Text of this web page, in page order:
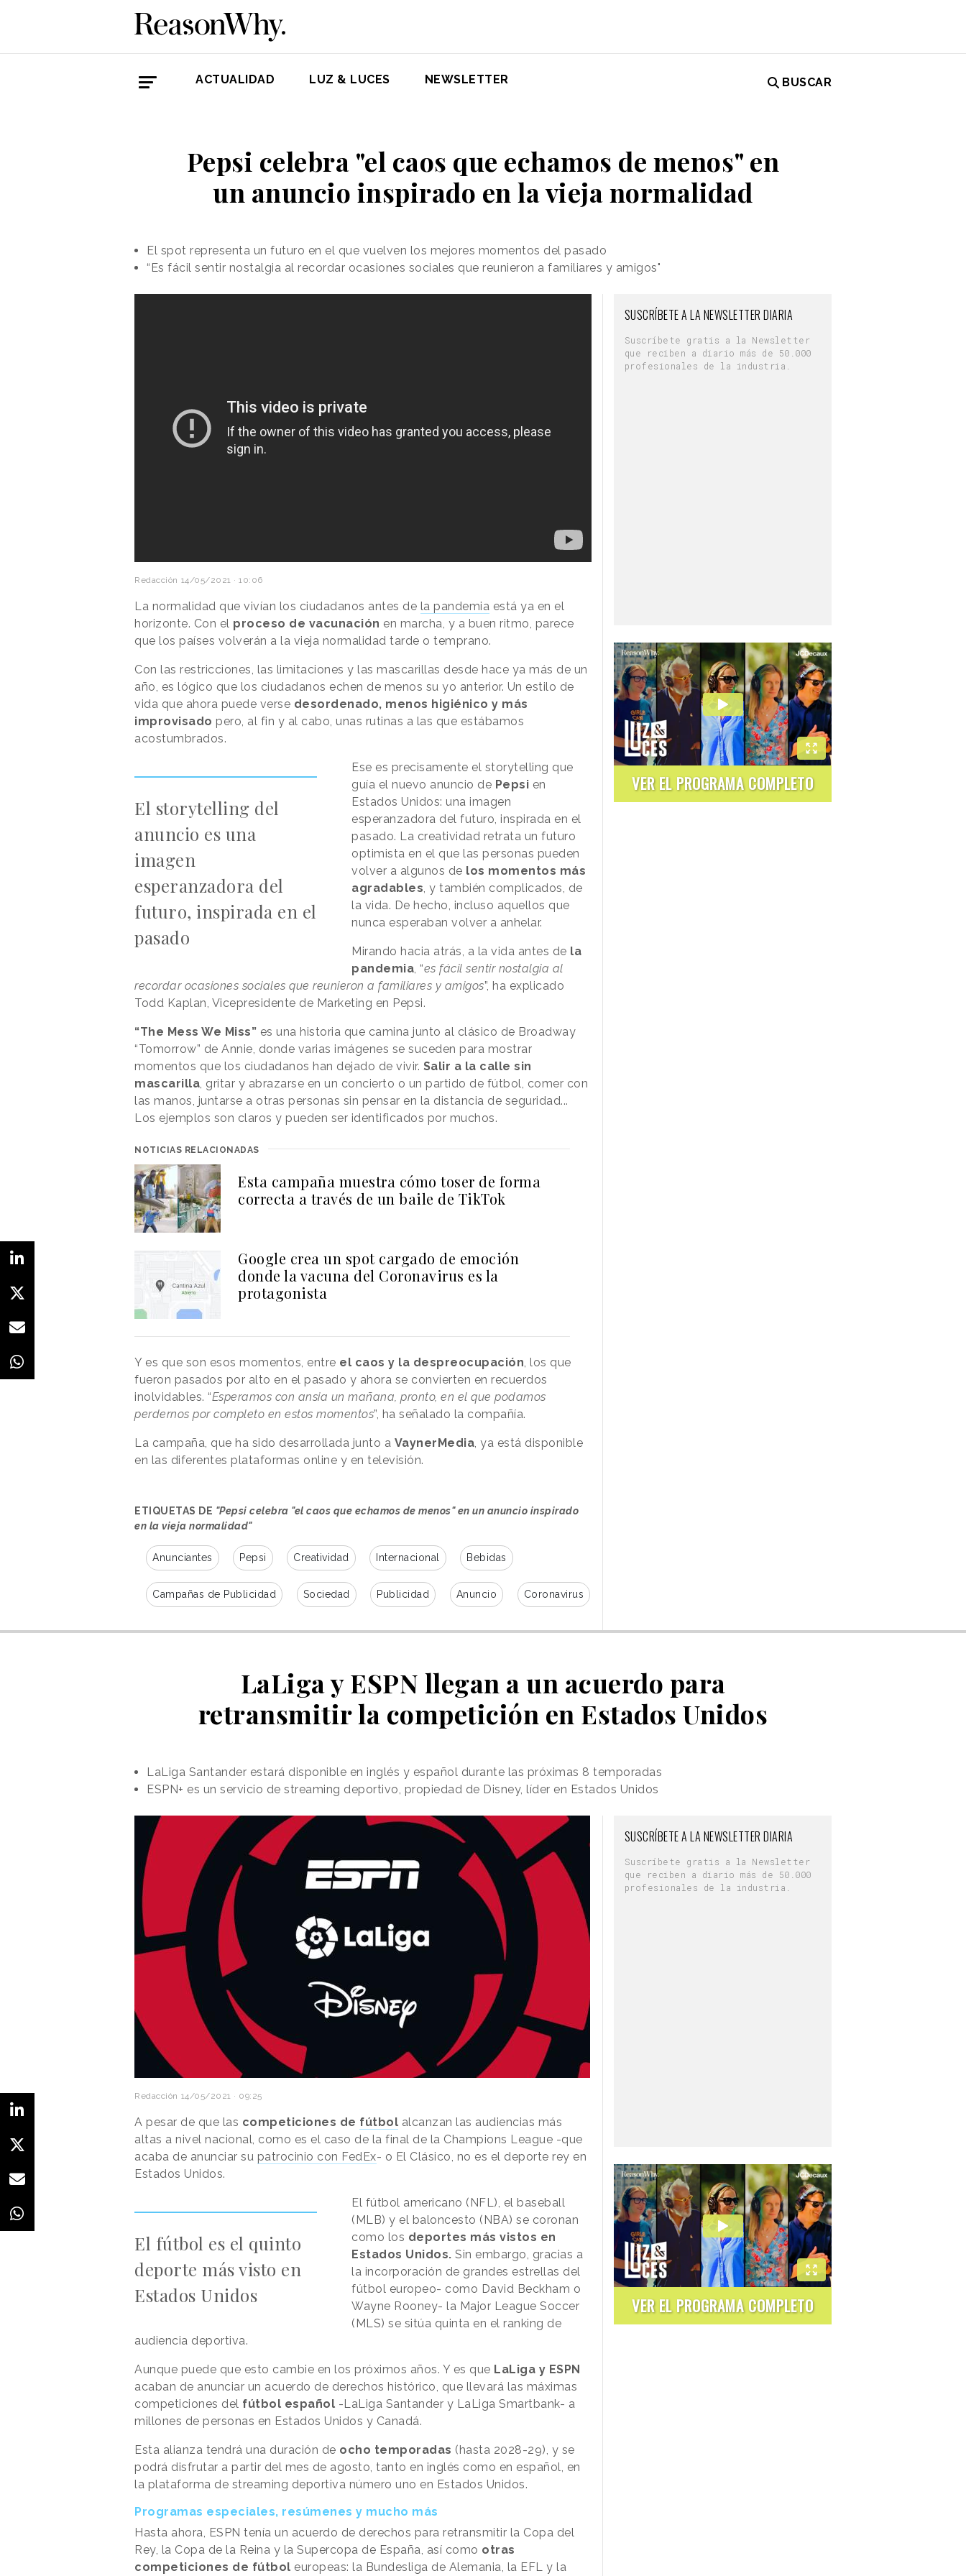
ACTUALIDAD LUZ & LUCES NEWSLETTER BUSCAR
Pepsi celebra "el caos que echamos de menos" en
un anuncio inspirado en la vieja normalidad
El spot representa un futuro en el que vuelven los mejores momentos del pasado
“Es fácil sentir nostalgia al recordar ocasiones sociales que reunieron a familiares y amigos"
Redacción 14/05/2021 · 10:06
La normalidad que vivían los ciudadanos antes de la pandemia está ya en el
horizonte. Con el proceso de vacunación en marcha, y a buen ritmo, parece
que los países volverán a la vieja normalidad tarde o temprano.
Con las restricciones, las limitaciones y las mascarillas desde hace ya más de un
año, es lógico que los ciudadanos echen de menos su yo anterior. Un estilo de
vida que ahora puede verse desordenado, menos higiénico y más
improvisado pero, al fin y al cabo, unas rutinas a las que estábamos
acostumbrados.
El storytelling del
anuncio es una
imagen
esperanzadora del
futuro, inspirada en el
pasado
Ese es precisamente el storytelling que
guía el nuevo anuncio de Pepsi en
Estados Unidos: una imagen
esperanzadora del futuro, inspirada en el
pasado. La creatividad retrata un futuro
optimista en el que las personas pueden
volver a algunos de los momentos más
agradables, y también complicados, de
la vida. De hecho, incluso aquellos que
nunca esperaban volver a anhelar.
Mirando hacia atrás, a la vida antes de la
pandemia, “es fácil sentir nostalgia al
recordar ocasiones sociales que reunieron a familiares y amigos”, ha explicado
Todd Kaplan, Vicepresidente de Marketing en Pepsi.
“The Mess We Miss” es una historia que camina junto al clásico de Broadway
“Tomorrow” de Annie, donde varias imágenes se suceden para mostrar
momentos que los ciudadanos han dejado de vivir. Salir a la calle sin
mascarilla, gritar y abrazarse en un concierto o un partido de fútbol, comer con
las manos, juntarse a otras personas sin pensar en la distancia de seguridad...
Los ejemplos son claros y pueden ser identificados por muchos.
NOTICIAS RELACIONADAS
Esta campaña muestra cómo toser de forma
correcta a través de un baile de TikTok
Google crea un spot cargado de emoción
donde la vacuna del Coronavirus es la
protagonista
Y es que son esos momentos, entre el caos y la despreocupación, los que
fueron pasados por alto en el pasado y ahora se convierten en recuerdos
inolvidables. “Esperamos con ansia un mañana, pronto, en el que podamos
perdernos por completo en estos momentos”, ha señalado la compañía.
La campaña, que ha sido desarrollada junto a VaynerMedia, ya está disponible
en las diferentes plataformas online y en televisión.
ETIQUETAS DE "Pepsi celebra "el caos que echamos de menos" en un anuncio inspirado
en la vieja normalidad"
Anunciantes Pepsi Creatividad Internacional Bebidas
Campañas de Publicidad Sociedad Publicidad Anuncio Coronavirus
SUSCRÍBETE A LA NEWSLETTER DIARIA
Suscríbete gratis a la Newsletter
que reciben a diario más de 50.000
profesionales de la industria.
VER EL PROGRAMA COMPLETO
LaLiga y ESPN llegan a un acuerdo para
retransmitir la competición en Estados Unidos
LaLiga Santander estará disponible en inglés y español durante las próximas 8 temporadas
ESPN+ es un servicio de streaming deportivo, propiedad de Disney, líder en Estados Unidos
Redacción 14/05/2021 · 09:25
A pesar de que las competiciones de fútbol alcanzan las audiencias más
altas a nivel nacional, como es el caso de la final de la Champions League -que
acaba de anunciar su patrocinio con FedEx- o El Clásico, no es el deporte rey en
Estados Unidos.
El fútbol es el quinto
deporte más visto en
Estados Unidos
El fútbol americano (NFL), el baseball
(MLB) y el baloncesto (NBA) se coronan
como los deportes más vistos en
Estados Unidos.Sin embargo, gracias a
la incorporación de grandes estrellas del
fútbol europeo- como David Beckham o
Wayne Rooney- la Major League Soccer
(MLS) se sitúa quinta en el ranking de
audiencia deportiva.
Aunque puede que esto cambie en los próximos años. Y es que LaLiga y ESPN
acaban de anunciar un acuerdo de derechos histórico, que llevará las máximas
competiciones del fútbol español -LaLiga Santander y LaLiga Smartbank- a
millones de personas en Estados Unidos y Canadá.
Esta alianza tendrá una duración de ocho temporadas (hasta 2028-29), y se
podrá disfrutar a partir del mes de agosto, tanto en inglés como en español, en
la plataforma de streaming deportiva número uno en Estados Unidos.
Programas especiales, resúmenes y mucho más
Hasta ahora, ESPN tenía un acuerdo de derechos para retransmitir la Copa del
Rey, la Copa de la Reina y la Supercopa de España, así como otras
competiciones de fútbol europeas: la Bundesliga de Alemania, la EFL y la
SUSCRÍBETE A LA NEWSLETTER DIARIA
Suscríbete gratis a la Newsletter
que reciben a diario más de 50.000
profesionales de la industria.
VER EL PROGRAMA COMPLETO